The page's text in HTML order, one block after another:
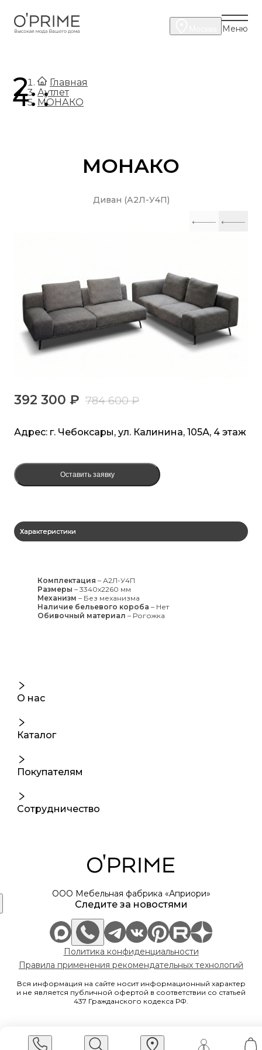
Меню
Главная
.
Аутлет
.
МОНАКО
МОНАКО
Диван (А2Л-У4П)
392 300 ₽ 784 600 ₽
Адрес: г. Чебоксары, ул. Калинина, 105А, 4 этаж
Оставить заявку
Характеристики
Комплектация – А2Л-У4П
Размеры – 3340х2260 мм
Механизм – Без механизма
Наличие бельевого короба – Нет
Обивочный материал – Рогожка
О нас
Каталог
Покупателям
Сотрудничество
ООО Мебельная фабрика «Априори»
Следите за новостями
Политика конфиденциальности
Правила применения рекомендательных технологий
Вся информация на сайте носит информационный характер
и не является публичной офертой в соответствии со статьей
437 Гражданского кодекса РФ.